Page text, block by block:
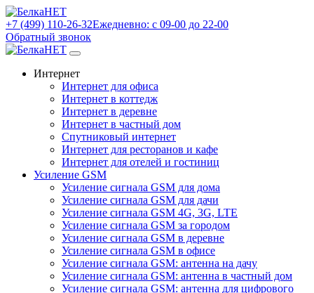
+7 (499) 110-26-32Ежедневно: с 09-00 до 22-00
Обратный звонок
Интернет
Интернет для офиса
Интернет в коттедж
Интернет в деревне
Интернет в частный дом
Спутниковый интернет
Интернет для ресторанов и кафе
Интернет для отелей и гостиниц
Усиление GSM
Усиление сигнала GSM для дома
Усиление сигнала GSM для дачи
Усиление сигнала GSM 4G, 3G, LTE
Усиление сигнала GSM за городом
Усиление сигнала GSM в деревне
Усиление сигнала GSM в офисе
Усиление сигнала GSM: антенна на дачу
Усиление сигнала GSM: антенна в частный дом
Усиление сигнала GSM: антенна для цифрового